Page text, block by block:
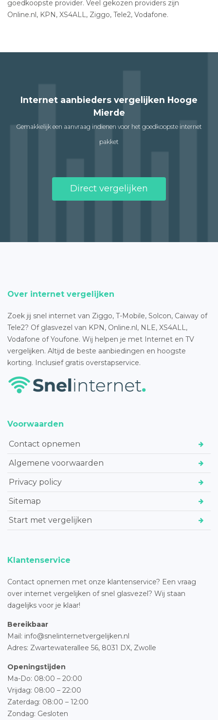
goedkoopste provider. Veel gekozen providers zijn
Online.nl, KPN, XS4ALL, Ziggo, Tele2, Vodafone.
Internet aanbieders vergelijken Hooge
Mierde
Gemakkelijk een aanvraag indienen voor het goedkoopste internet
pakket
Direct vergelijken
Over internet vergelijken
Zoek jij snel internet van Ziggo, T-Mobile, Solcon, Caiway of
Tele2? Of glasvezel van KPN, Online.nl, NLE, XS4ALL,
Vodafone of Youfone. Wij helpen je met Internet en TV
vergelijken. Altijd de beste aanbiedingen en hoogste
korting. Inclusief gratis overstapservice.
Voorwaarden
Contact opnemen
Algemene voorwaarden
Privacy policy
Sitemap
Start met vergelijken
Klantenservice
Contact opnemen met onze klantenservice? Een vraag
over internet vergelijken of snel glasvezel? Wij staan
dagelijks voor je klaar!
Bereikbaar
Mail: info@snelinternetvergelijken.nl
Adres: Zwartewaterallee 56, 8031 DX, Zwolle
Openingstijden
Ma-Do: 08:00 – 20:00
Vrijdag: 08:00 – 22:00
Zaterdag: 08:00 – 12:00
Zondag: Gesloten